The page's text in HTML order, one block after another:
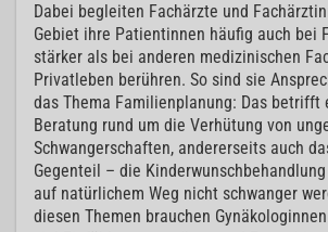
Dabei begleiten Fachärzte und
Gebiet ihre Patientinnen häufig auch bei
stärker als bei anderen medizinischen
Privatleben berühren. So sind sie
das Thema Familienplanung: Das betrifft
Beratung rund um die Verhütung von
Schwangerschaften, andererseits auch
Gegenteil – die
auf natürlichem Weg nicht schwanger
diesen Themen brauchen